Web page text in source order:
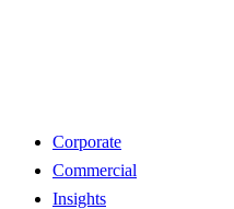
Corporate
Commercial
Insights